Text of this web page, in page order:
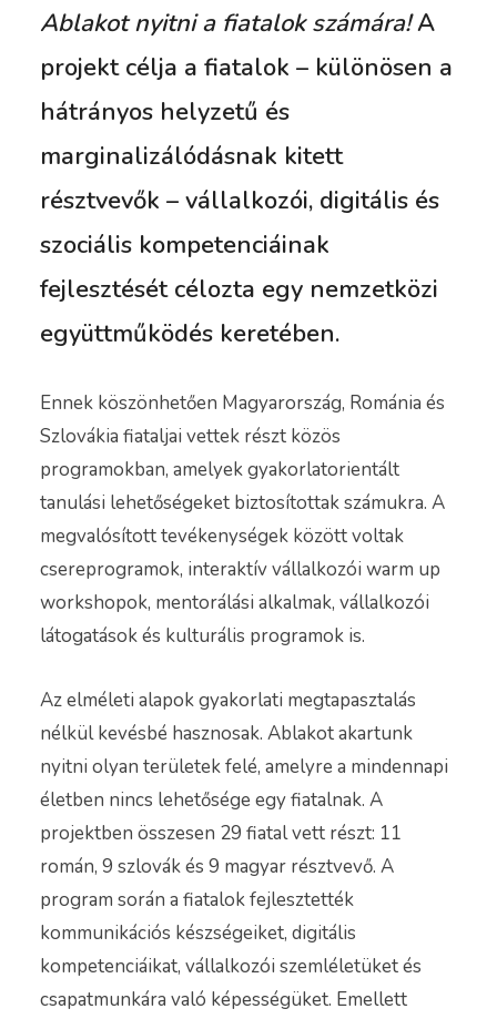
Ablakot nyitni a fiatalok számára!A
projekt célja a fiatalok – különösen a
hátrányos helyzetű és
marginalizálódásnak kitett
résztvevők – vállalkozói, digitális és
szociális kompetenciáinak
fejlesztését célozta egy nemzetközi
együttműködés keretében.
Ennek köszönhetően Magyarország, Románia és
Szlovákia fiataljai vettek részt közös
programokban, amelyek gyakorlatorientált
tanulási lehetőségeket biztosítottak számukra. A
megvalósított tevékenységek között voltak
csereprogramok, interaktív vállalkozói warm up
workshopok, mentorálási alkalmak, vállalkozói
látogatások és kulturális programok is.
Az elméleti alapok gyakorlati megtapasztalás
nélkül kevésbé hasznosak. Ablakot akartunk
nyitni olyan területek felé, amelyre a mindennapi
életben nincs lehetősége egy fiatalnak. A
projektben összesen 29 fiatal vett részt: 11
román, 9 szlovák és 9 magyar résztvevő. A
program során a fiatalok fejlesztették
kommunikációs készségeiket, digitális
kompetenciáikat, vállalkozói szemléletüket és
csapatmunkára való képességüket. Emellett